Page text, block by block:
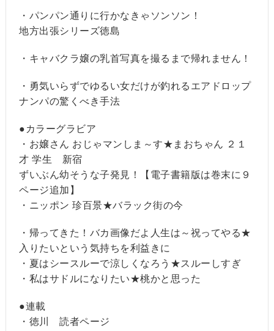
・パンパン通りに行かなきゃソンソン！
地方出張シリーズ徳島
・キャバクラ嬢の乳首写真を撮るまで帰れません！
・勇気いらずでゆるい女だけが釣れるエアドロップ
ナンパの驚くべき手法
●カラーグラビア
・お嬢さん おじゃマンしま～す★まおちゃん ２１
才 学生 新宿
ずいぶん幼そうな子発見！【電子書籍版は巻末に９
ページ追加】
・ニッポン 珍百景★バラック街の今
・帰ってきた！バカ画像だよ人生は～祝ってやる★
入りたいという気持ちを利益きに
・夏はシースルーで涼しくなろう★スルーしすぎ
・私はサドルになりたい★桃かと思った
●連載
・徳川 読者ページ